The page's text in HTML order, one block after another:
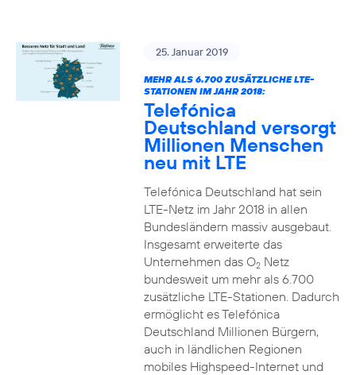
25. Januar 2019
MEHR ALS 6.700 ZUSÄTZLICHE LTE-
STATIONEN IM JAHR 2018:
Telefónica
Deutschland versorgt
Millionen Menschen
neu mit LTE
Telefónica Deutschland hat sein
LTE-Netz im Jahr 2018 in allen
Bundesländern massiv ausgebaut.
Insgesamt erweiterte das
Unternehmen das O2Netz
bundesweit um mehr als 6.700
zusätzliche LTE-Stationen. Dadurch
ermöglicht es Telefónica
Deutschland Millionen Bürgern,
auch in ländlichen Regionen
mobiles Highspeed-Internet und